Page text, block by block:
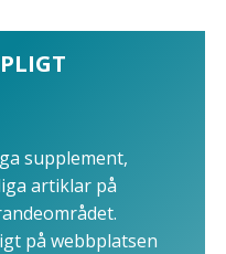
supplement,
artiklar på
på webbplatsen